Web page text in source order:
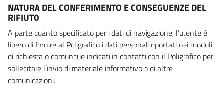
NATURA DEL CONFERIMENTO E CONSEGUENZE DEL
RIFIUTO
A parte quanto specificato per i dati di navigazione, l’utente è
libero di fornire al Poligrafico i dati personali riportati nei moduli
di richiesta o comunque indicati in contatti con il Poligrafico per
sollecitare l’invio di materiale informativo o di altre
comunicazioni.